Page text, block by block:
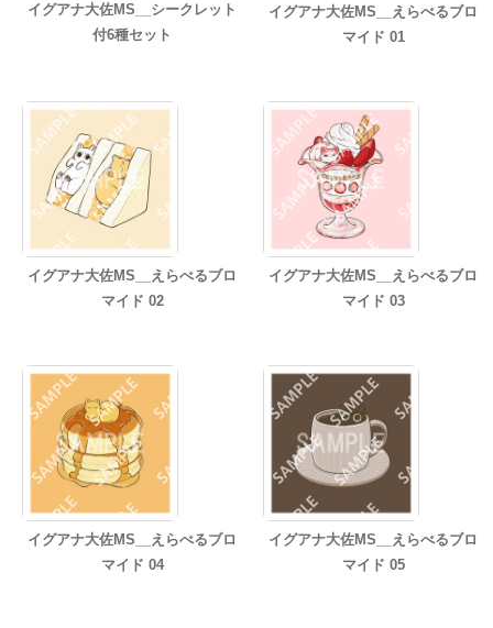
イグアナ大佐MS__シークレット
付6種セット
イグアナ大佐MS__えらべるブロ
マイド 01
イグアナ大佐MS__えらべるブロ
マイド 02
イグアナ大佐MS__えらべるブロ
マイド 03
イグアナ大佐MS__えらべるブロ
マイド 04
イグアナ大佐MS__えらべるブロ
マイド 05